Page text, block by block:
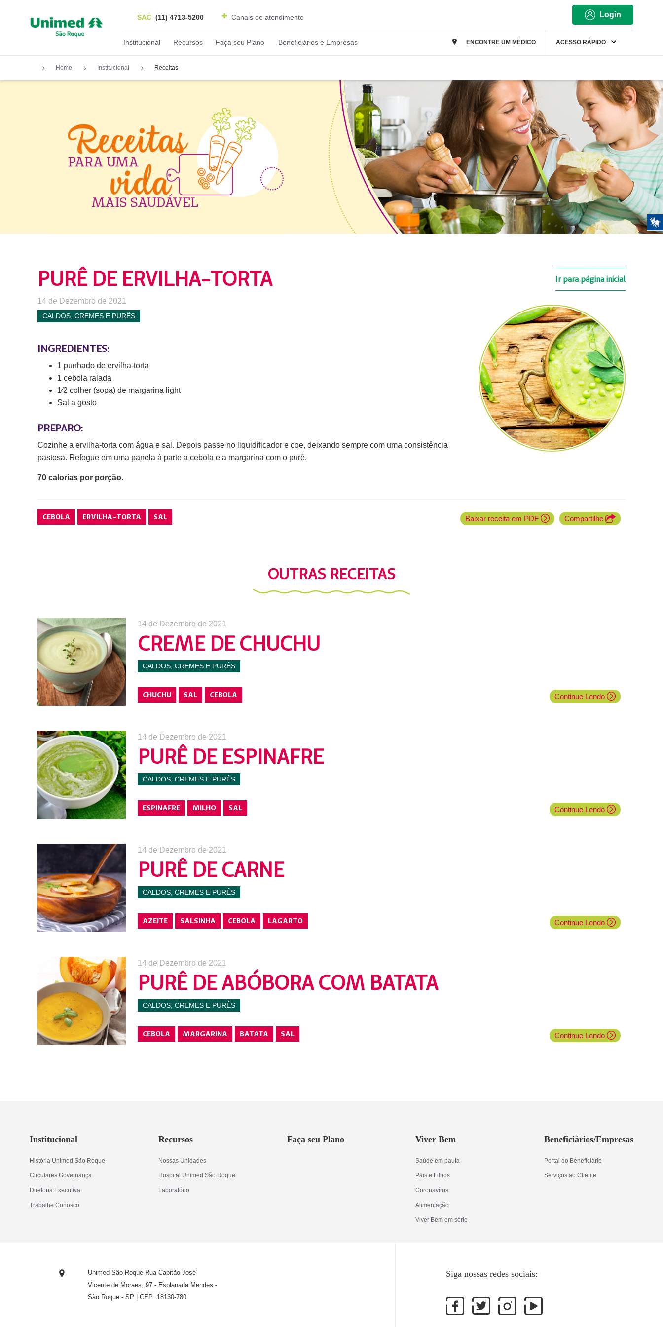
SAC (11) 4713-5200 Canais de atendimento Login
Institucional Recursos Faça seu Plano Beneficiários e Empresas ENCONTRE UM MÉDICO ACESSO RÁPIDO
Home Institucional Receitas
PURÊ DE ERVILHA-TORTA Ir para página inicial
14 de Dezembro de 2021
CALDOS, CREMES E PURÊS
INGREDIENTES:
1 punhado de ervilha-torta
1 cebola ralada
1⁄2 colher (sopa) de margarina light
Sal a gosto
PREPARO:
Cozinhe a ervilha-torta com água e sal. Depois passe no liquidificador e coe, deixando sempre com uma consistência
pastosa. Refogue em uma panela à parte a cebola e a margarina com o purê.
70 calorias por porção.
CEBOLA ERVILHA-TORTA SAL Baixar receita em PDF Compartilhe
OUTRAS RECEITAS
14 de Dezembro de 2021
CREME DE CHUCHU
CALDOS, CREMES E PURÊS
CHUCHU SAL CEBOLA Continue Lendo
14 de Dezembro de 2021
PURÊ DE ESPINAFRE
CALDOS, CREMES E PURÊS
ESPINAFRE MILHO SAL Continue Lendo
14 de Dezembro de 2021
PURÊ DE CARNE
CALDOS, CREMES E PURÊS
AZEITE SALSINHA CEBOLA LAGARTO Continue Lendo
14 de Dezembro de 2021
PURÊ DE ABÓBORA COM BATATA
CALDOS, CREMES E PURÊS
CEBOLA MARGARINA BATATA SAL Continue Lendo
Institucional
História Unimed São Roque
Circulares Governança
Diretoria Executiva
Trabalhe Conosco
Recursos
Nossas Unidades
Hospital Unimed São Roque
Laboratório
Faça seu Plano Viver Bem
Saúde em pauta
Pais e Filhos
Coronavírus
Alimentação
Viver Bem em série
Beneficiários/Empresas
Portal do Beneficiário
Serviços ao Cliente
Unimed São Roque Rua Capitão José
Vicente de Moraes, 97 - Esplanada Mendes -
São Roque - SP | CEP: 18130-780
Siga nossas redes sociais: